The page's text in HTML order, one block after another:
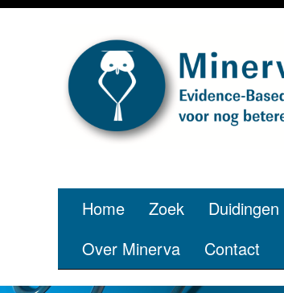
Home Zoek Duidingen
Over Minerva
Contact